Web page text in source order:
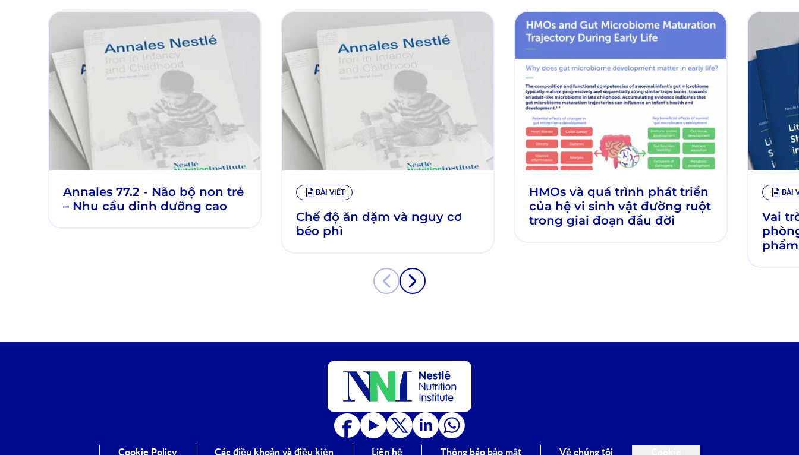
Annales 77.2 - Não bộ non trẻ
– Nhu cầu dinh dưỡng cao
BÀI VIẾT
Chế độ ăn dặm và nguy cơ
béo phì
HMOs và quá trình phát triển
của hệ vi sinh vật đường ruột
trong giai đoạn đầu đời
BÀI
Vai
phẩm
Cookie Policy Các điều khoản và điều kiện Liên hệ Thông báo bảo mật Về chúng tôi